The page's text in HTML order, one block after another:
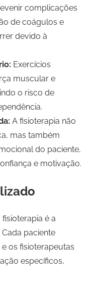
complicações
de coágulos e
devido à
Exercícios
muscular e
o risco de
A fisioterapia não
mas também
do paciente,
e motivação.
é a
Cada paciente
os fisioterapeutas
específicos,